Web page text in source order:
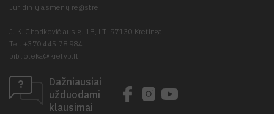
Juridinių asmenų registre
J. K. Chodkevičiaus g. 1B, LT–97130 Kretinga
Tel. +370 445 78 984
biblioteka@kretvb.lt
Dažniausiai
užduodami
klausimai